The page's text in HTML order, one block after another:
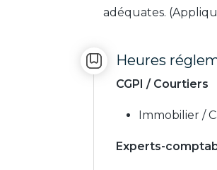
adéquates.
Heures
CGPI / Courtiers
Immobilier /
Experts-